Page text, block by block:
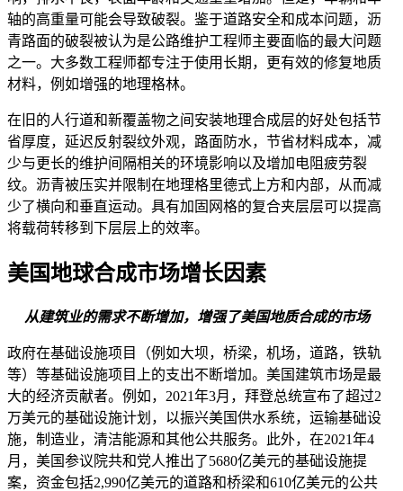
轴的高重量可能会导致破裂。鉴于道路安全和成本问题，沥
青路面的破裂被认为是公路维护工程师主要面临的最大问题
之一。大多数工程师都专注于使用长期，更有效的修复地质
材料，例如增强的地理格林。
在旧的人行道和新覆盖物之间安装地理合成层的好处包括节
省厚度，延迟反射裂纹外观，路面防水，节省材料成本，减
少与更长的维护间隔相关的环境影响以及增加电阻疲劳裂
纹。沥青被压实并限制在地理格里德式上方和内部，从而减
少了横向和垂直运动。具有加固网格的复合夹层层可以提高
将载荷转移到下层层上的效率。
美国地球合成市场增长因素
从建筑业的需求不断增加，增强了美国地质合成的市场
政府在基础设施项目（例如大坝，桥梁，机场，道路，铁轨
等）等基础设施项目上的支出不断增加。美国建筑市场是最
大的经济贡献者。例如，2021年3月，拜登总统宣布了超过2
万美元的基础设施计划，以振兴美国供水系统，运输基础设
施，制造业，清洁能源和其他公共服务。此外，在2021年4
月，美国参议院共和党人推出了5680亿美元的基础设施提
案，资金包括2,990亿美元的道路和桥梁和610亿美元的公共